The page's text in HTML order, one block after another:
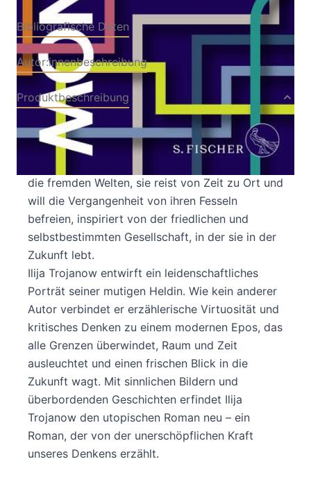
Bibliografische Daten
Autor:innenbeschreibung
Produktbeschreibung
Unter Piraten in der Karibik, mitten in der
Russischen Revolution – Zeitreisen sind voller
die fremden Welten, sie reist von Zeit zu Ort und
will die Vergangenheit von ihren Fesseln
befreien, inspiriert von der friedlichen und
selbstbestimmten Gesellschaft, in der sie in der
Zukunft lebt.
Ilija Trojanow entwirft ein leidenschaftliches
Porträt seiner mutigen Heldin. Wie kein anderer
Autor verbindet er erzählerische Virtuosität und
kritisches Denken zu einem modernen Epos, das
alle Grenzen überwindet, Raum und Zeit
ausleuchtet und einen frischen Blick in die
Zukunft wagt. Mit sinnlichen Bildern und
überbordenden Geschichten erfindet Ilija
Trojanow den utopischen Roman neu – ein
Roman, der von der unerschöpflichen Kraft
unseres Denkens erzählt.